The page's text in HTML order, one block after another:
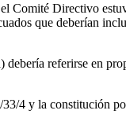
Comité Directivo
que deberían
referirse en
4 y la constitución